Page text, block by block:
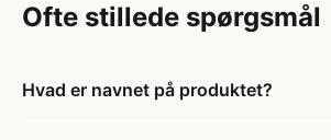
Ofte stillede spørgsmål
Hvad er navnet på produktet?